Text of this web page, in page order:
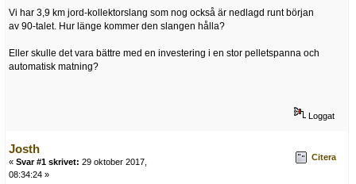
Vi har 3,9 km jord-kollektorslang som nog också är nedlagd runt början
av 90-talet. Hur länge kommer den slangen hålla?
Eller skulle det vara bättre med en investering i en stor pelletspanna och
automatisk matning?
Loggat
Josth
« Svar #1 skrivet: 29 oktober 2017,
08:34:24 »
Citera